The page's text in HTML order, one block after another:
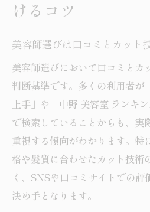
髪質改善も得意な美
評判の美容師が叶え
口コミで選ぶ美容師
中野区で相談しやすい美
美容師に気軽に悩み
相談しやすい美容師
女性スタッフの美容
けるコツ
美容師選びは口コミとカット
美容師選びにおいて口コミとカ
判断基準です。多くの利用者が
上手」や「中野 美容室 ランキ
で検索していることからも、実
重視する傾向がわかります。特
格や髪質に合わせたカット技術
く、SNSや口コミサイトでの
決め手となります。